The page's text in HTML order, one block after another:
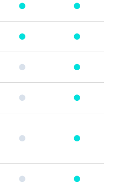
● ●
● ●
● ●
● ●
● ●
● ●